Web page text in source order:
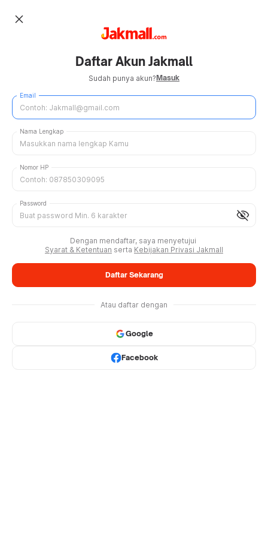
close
Daftar Akun Jakmall
Sudah punya akun?Masuk
Email
Nama Lengkap
Nomor HP
visibility_off
Password
Dengan mendaftar, saya menyetujui
Syarat & Ketentuan serta Kebijakan Privasi Jakmall
Daftar Sekarang
Atau daftar dengan
Google
Facebook